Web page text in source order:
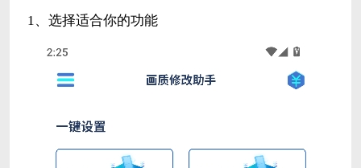
1、选择适合你的功能